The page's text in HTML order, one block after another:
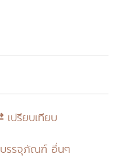
เปรียบเทียบ
บรรจุภัณฑ์ อื่นๆ